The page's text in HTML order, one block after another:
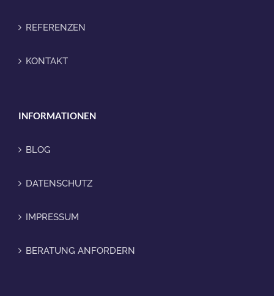
REFERENZEN
KONTAKT
INFORMATIONEN
BLOG
DATENSCHUTZ
IMPRESSUM
BERATUNG ANFORDERN